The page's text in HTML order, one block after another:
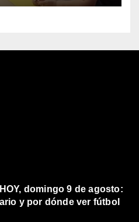
domingo 9 de agosto:
y por dónde ver fútbol